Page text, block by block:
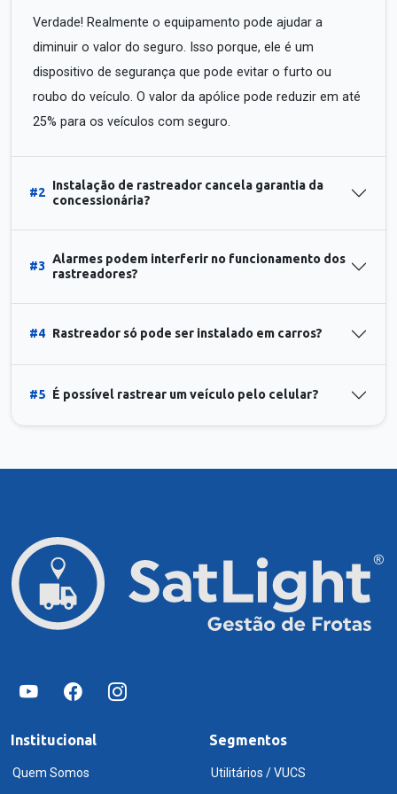
Verdade! Realmente o equipamento pode ajudar a
diminuir o valor do seguro. Isso porque, ele é um
dispositivo de segurança que pode evitar o furto ou
roubo do veículo. O valor da apólice pode reduzir em até
25% para os veículos com seguro.
#2
Instalação de rastreador cancela garantia da
concessionária?
#3
Alarmes podem interferir no funcionamento dos
rastreadores?
#4 Rastreador só pode ser instalado em carros?
#5 É possível rastrear um veículo pelo celular?
Institucional
Quem Somos
Segmentos
Utilitários / VUCS